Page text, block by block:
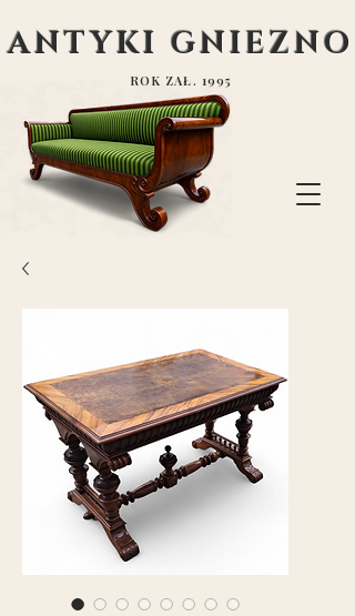
ANTYKI GNIEZNO
ROK ZAŁ. 1995